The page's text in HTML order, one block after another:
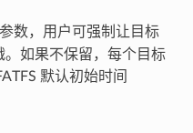
数，用户可强制让目标
如果不保留，每个目标
默认初始时间